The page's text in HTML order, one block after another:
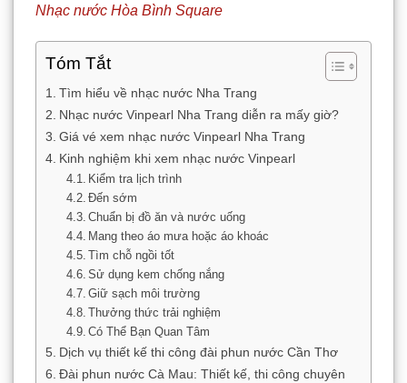
Nhạc nước Hòa Bình Square
Tóm Tắt
Tìm hiểu về nhạc nước Nha Trang
Nhạc nước Vinpearl Nha Trang diễn ra mấy giờ?
Giá vé xem nhạc nước Vinpearl Nha Trang
Kinh nghiệm khi xem nhạc nước Vinpearl
Kiểm tra lịch trình
Đến sớm
Chuẩn bị đồ ăn và nước uống
Mang theo áo mưa hoặc áo khoác
Tìm chỗ ngồi tốt
Sử dụng kem chống nắng
Giữ sạch môi trường
Thưởng thức trải nghiệm
Có Thể Bạn Quan Tâm
Dịch vụ thiết kế thi công đài phun nước Cần Thơ
Đài phun nước Cà Mau: Thiết kế, thi công chuyên